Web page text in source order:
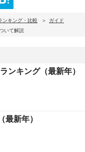
ンキング・比較
ガイド
いて解説
ンキング（最新年）
新年）